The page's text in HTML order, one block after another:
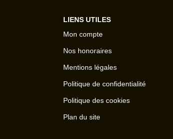
LIENS UTILES
Mon compte
Nos honoraires
Mentions légales
Politique de confidentialité
Politique des cookies
Plan du site